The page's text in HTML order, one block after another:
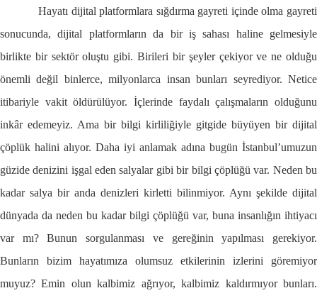
Hayatı dijital platformlara sığdırma gayreti içinde olma gayreti
sonucunda, dijital platformların da bir iş sahası haline gelmesiyle
birlikte bir sektör oluştu gibi. Birileri bir şeyler çekiyor ve ne olduğu
önemli değil binlerce, milyonlarca insan bunları seyrediyor. Netice
itibariyle vakit öldürülüyor. İçlerinde faydalı çalışmaların olduğunu
inkâr edemeyiz. Ama bir bilgi kirliliğiyle gitgide büyüyen bir dijital
çöplük halini alıyor. Daha iyi anlamak adına bugün İstanbul’umuzun
güzide denizini işgal eden salyalar gibi bir bilgi çöplüğü var. Neden bu
kadar salya bir anda denizleri kirletti bilinmiyor. Aynı şekilde dijital
dünyada da neden bu kadar bilgi çöplüğü var, buna insanlığın ihtiyacı
var mı? Bunun sorgulanması ve gereğinin yapılması gerekiyor.
Bunların bizim hayatımıza olumsuz etkilerinin izlerini göremiyor
muyuz? Emin olun kalbimiz ağrıyor, kalbimiz kaldırmıyor bunları.